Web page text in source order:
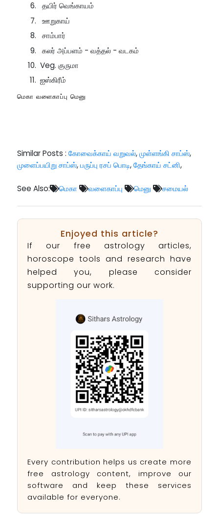
தயிர் வெங்காயம்
ஊறுகாய்
சாம்பார்
கலர் அப்பளம் - வத்தல் - வடகம்
Veg. குருமா
ஐஸ்கிரீம்
மெகா வளைகாப்பு மெனு
Similar Posts : கோவைக்காய் வறுவல்,முள்ளங்கி சாப்ஸ்,
முளைப்பயிறு சாப்ஸ்,பருப்பு ரசப் பொடி,தேங்காய் சட்னி,
See Also: மெகா வளைகாப்பு மெனு சமையல்
Enjoyed this article?
If our free astrology articles,
horoscope tools and research have
helped you, please consider
supporting our work.
Every contribution helps us create more
free astrology content, improve our
software and keep these services
available for everyone.